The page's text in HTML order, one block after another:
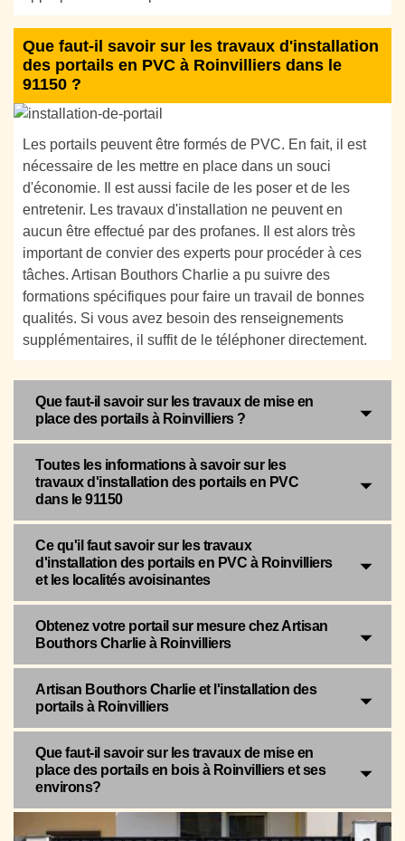
Que faut-il savoir sur les travaux d'installation
des portails en PVC à Roinvilliers dans le
91150 ?
Les portails peuvent être formés de PVC. En fait, il est
nécessaire de les mettre en place dans un souci
d'économie. Il est aussi facile de les poser et de les
entretenir. Les travaux d'installation ne peuvent en
aucun être effectué par des profanes. Il est alors très
important de convier des experts pour procéder à ces
tâches. Artisan Bouthors Charlie a pu suivre des
formations spécifiques pour faire un travail de bonnes
qualités. Si vous avez besoin des renseignements
supplémentaires, il suffit de le téléphoner directement.
Que faut-il savoir sur les travaux de mise en
place des portails à Roinvilliers ?
Toutes les informations à savoir sur les
travaux d'installation des portails en PVC
dans le 91150
Ce qu'il faut savoir sur les travaux
d'installation des portails en PVC à Roinvilliers
et les localités avoisinantes
Obtenez votre portail sur mesure chez Artisan
Bouthors Charlie à Roinvilliers
Artisan Bouthors Charlie et l'installation des
portails à Roinvilliers
Que faut-il savoir sur les travaux de mise en
place des portails en bois à Roinvilliers et ses
environs?